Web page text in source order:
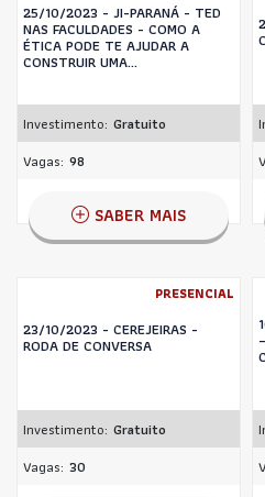
25/10/2023 - JI-PARANÁ - TED
NAS FACULDADES - COMO A
ÉTICA PODE TE AJUDAR A
CONSTRUIR UMA...
Investimento: Gratuito
Vagas: 98
SABER MAIS
PRESENCIAL
23/10/2023 - CEREJEIRAS -
RODA DE CONVERSA
Investimento: Gratuito
Vagas: 30